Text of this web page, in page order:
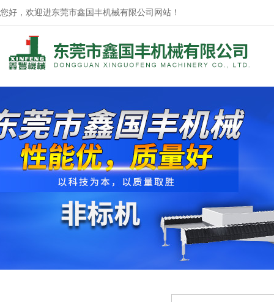
您好，欢迎进东莞市鑫国丰机械有限公司网站！